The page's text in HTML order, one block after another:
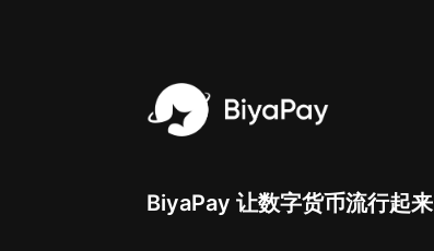
BiyaPay 让数字货币流行起来